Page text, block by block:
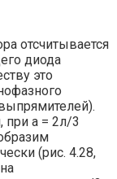
отсчитывается
диода
это
при а = 2л/3
(рис. 4.28,